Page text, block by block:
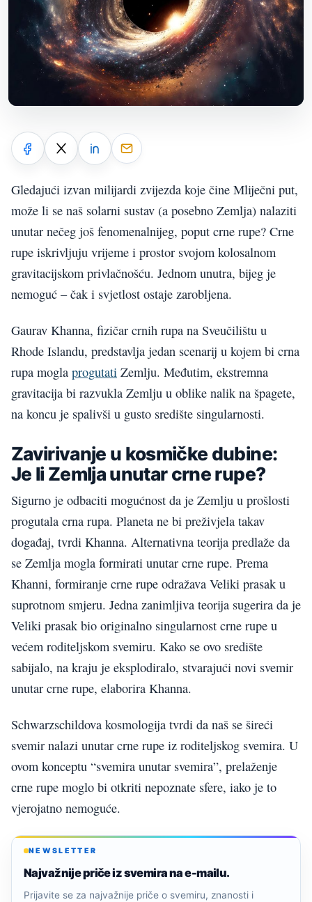
Gledajući izvan milijardi zvijezda koje čine Mliječni put,
može li se naš solarni sustav (a posebno Zemlja) nalaziti
unutar nečeg još fenomenalnijeg, poput crne rupe? Crne
rupe iskrivljuju vrijeme i prostor svojom kolosalnom
gravitacijskom privlačnošću. Jednom unutra, bijeg je
nemoguć – čak i svjetlost ostaje zarobljena.
Gaurav Khanna, fizičar crnih rupa na Sveučilištu u
Rhode Islandu, predstavlja jedan scenarij u kojem bi crna
rupa mogla progutati Zemlju. Međutim, ekstremna
gravitacija bi razvukla Zemlju u oblike nalik na špagete,
na koncu je spalivši u gusto središte singularnosti.
Zavirivanje u kosmičke dubine:
Je li Zemlja unutar crne rupe?
Sigurno je odbaciti mogućnost da je Zemlju u prošlosti
progutala crna rupa. Planeta ne bi preživjela takav
događaj, tvrdi Khanna. Alternativna teorija predlaže da
se Zemlja mogla formirati unutar crne rupe. Prema
Khanni, formiranje crne rupe odražava Veliki prasak u
suprotnom smjeru. Jedna zanimljiva teorija sugerira da je
Veliki prasak bio originalno singularnost crne rupe u
većem roditeljskom svemiru. Kako se ovo središte
sabijalo, na kraju je eksplodiralo, stvarajući novi svemir
unutar crne rupe, elaborira Khanna.
Schwarzschildova kosmologija tvrdi da naš se šireći
svemir nalazi unutar crne rupe iz roditeljskog svemira. U
ovom konceptu “svemira unutar svemira”, prelaženje
crne rupe moglo bi otkriti nepoznate sfere, iako je to
vjerojatno nemoguće.
NEWSLETTER
Najvažnije priče iz svemira na e-mailu.
Prijavite se za najvažnije priče o svemiru, znanosti i